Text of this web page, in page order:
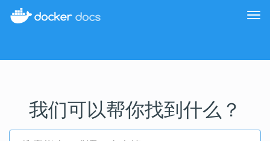
切
我们可以帮你找到什么？
搜